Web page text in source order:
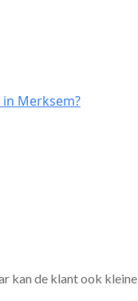
Merksem?
kan de klant ook kleine